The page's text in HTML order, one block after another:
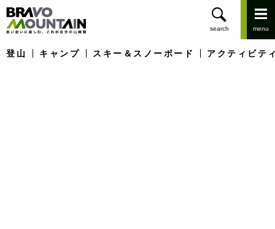
登山 キャンプ スキー＆スノーボード アクティビテ